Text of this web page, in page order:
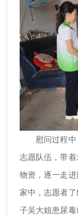
慰问过程中
志愿队伍，带
物资，逐一走
家中，志愿者
子吴大姐患尿